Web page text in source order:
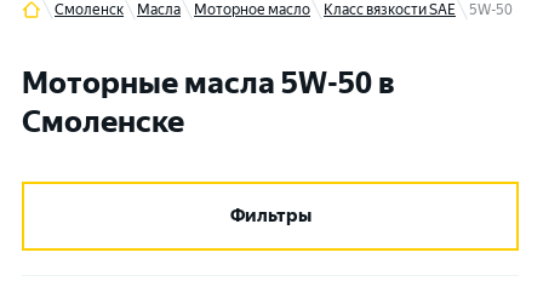
Смоленск Масла Моторное масло Класс вязкости SAE 5W-50
Моторные масла 5W-50 в
Смоленске
Фильтры